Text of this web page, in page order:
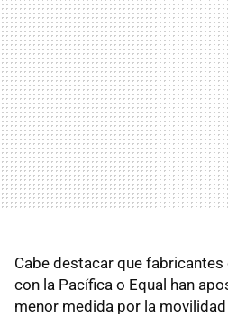
Cabe destacar que
con la Pacífica o Equal han
menor medida por la